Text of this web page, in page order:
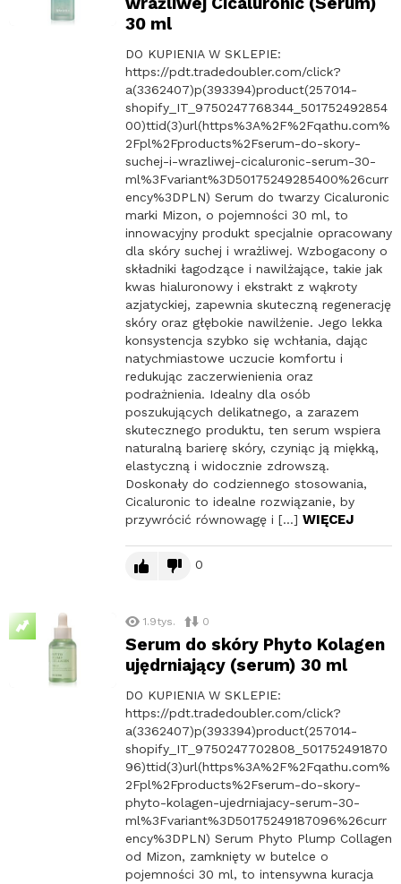
30 ml
DO KUPIENIA W SKLEPIE:
https://pdt.tradedoubler.com/click?
a(3362407)p(393394)product(257014-
shopify_IT_9750247768344_501752492854
00)ttid(3)url(https%3A%2F%2Fqathu.com%
2Fpl%2Fproducts%2Fserum-do-skory-
suchej-i-wrazliwej-cicaluronic-serum-30-
ml%3Fvariant%3D50175249285400%26curr
ency%3DPLN) Serum do twarzy Cicaluronic
marki Mizon, o pojemności 30 ml, to
innowacyjny produkt specjalnie opracowany
dla skóry suchej i wrażliwej. Wzbogacony o
składniki łagodzące i nawilżające, takie jak
kwas hialuronowy i ekstrakt z wąkroty
azjatyckiej, zapewnia skuteczną regenerację
skóry oraz głębokie nawilżenie. Jego lekka
konsystencja szybko się wchłania, dając
natychmiastowe uczucie komfortu i
redukując zaczerwienienia oraz
podrażnienia. Idealny dla osób
poszukujących delikatnego, a zarazem
skutecznego produktu, ten serum wspiera
naturalną barierę skóry, czyniąc ją miękką,
elastyczną i widocznie zdrowszą.
Doskonały do codziennego stosowania,
Cicaluronic to idealne rozwiązanie, by
przywrócić równowagę i […] WIĘCEJ
0
1.9tys. 0
Serum do skóry Phyto Kolagen
ujędrniający (serum) 30 ml
DO KUPIENIA W SKLEPIE:
https://pdt.tradedoubler.com/click?
a(3362407)p(393394)product(257014-
shopify_IT_9750247702808_501752491870
96)ttid(3)url(https%3A%2F%2Fqathu.com%
2Fpl%2Fproducts%2Fserum-do-skory-
phyto-kolagen-ujedrniajacy-serum-30-
ml%3Fvariant%3D50175249187096%26curr
ency%3DPLN) Serum Phyto Plump Collagen
od Mizon, zamknięty w butelce o
pojemności 30 ml, to intensywna kuracja